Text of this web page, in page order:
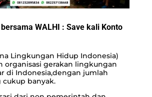
WALHI : Save kali Konto
Lingkungan Hidup Indonesia)
organisasi gerakan lingkungan
di Indonesia,dengan jumlah
banyak.